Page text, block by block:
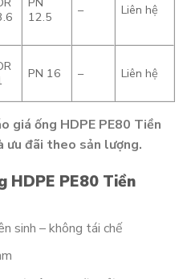
12.5
– Liên hệ
PN 16 – Liên hệ
giá ống HDPE PE80 Tiền
ưu đãi theo sản lượng.
HDPE PE80 Tiền
sinh – không tái chế